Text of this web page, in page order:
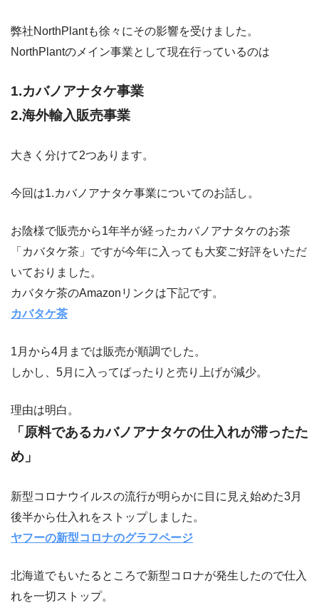
弊社NorthPlantも徐々にその影響を受けました。
NorthPlantのメイン事業として現在行っているのは
1.カバノアナタケ事業
2.海外輸入販売事業
大きく分けて2つあります。
今回は1.カバノアナタケ事業についてのお話し。
お陰様で販売から1年半が経ったカバノアナタケのお茶
「カバタケ茶」ですが今年に入っても大変ご好評をいただ
いておりました。
カバタケ茶のAmazonリンクは下記です。
カバタケ茶
1月から4月までは販売が順調でした。
しかし、5月に入ってばったりと売り上げが減少。
理由は明白。
「原料であるカバノアナタケの仕入れが滞ったた
め」
新型コロナウイルスの流行が明らかに目に見え始めた3月
後半から仕入れをストップしました。
ヤフーの新型コロナのグラフページ
北海道でもいたるところで新型コロナが発生したので仕入
れを一切ストップ。